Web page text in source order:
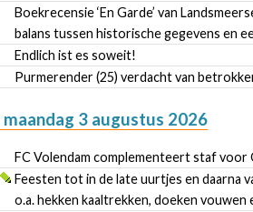
Boekrecensie ‘En Garde’ van
balans tussen historische gegevens en
Endlich ist es soweit!
Purmerender (25) verdacht van
maandag 3 augustus 2026
FC Volendam complementeert staf voor
Feesten tot in de late uurtjes en daarna
o.a. hekken kaaltrekken, doeken